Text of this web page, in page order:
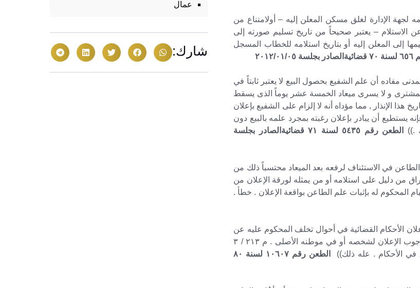
الإدارة لغلق مسكن المعلن إليه – أولامتناع من
الاستلام – يعتبر صحيحاً من تاريخ تسليم صورته إلى
إلى المعلن إليه أو بتاريخ استلامه للخطاب المسجل
٠٥
أن نص المادة ٩٤٠ من القانون المدنى مفاده أن علم الشفيع بحصول البيع لا يعتبر ثابتاً في
المشترى و لا يسرى ميعاد الخمسة عشر يوماً الذى يسقط
هذا الإنذار , مما مؤداه أنه لا إلزام على الشفيع بإعلان
يستطيع أن يبادر بإعلان رغبته بمجرد علمه بالبيع دون
.))
الطعن رقم ٥٤٣٥ لسنة ٧١ قضائيةالصادر بجلسة
في الاستئناف لرفعه بعد الميعاد محتسباً ذلك من
من دليل على استلامه أو من يمثله لورقة الإعلان من
المحكوم له بإثبات علم الطاعن بواقعة الإعلان . خطأ .
١١ ، ١٣ مرافعات . الاستثناء . إعلان الأحكام القضائية في أحوال تخلف المحكوم عليه عن
الحضور في جميع جلسات الدعوى وعدم تقديمه مذكرة بدفاعه . وجوب الإعلان لشخصه أو في موطنه الأصلى . م ٢١٣ / ٣
في الأحكام . عله ذلك))
الطعن رقم ١٠٦٠٧ لسنة ٨٠
عمال
شارك: